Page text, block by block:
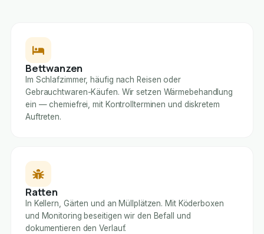
Bettwanzen
Im Schlafzimmer, häufig nach Reisen oder
Gebrauchtwaren-Käufen. Wir setzen Wärmebehandlung
ein — chemiefrei, mit Kontrollterminen und diskretem
Auftreten.
Ratten
In Kellern, Gärten und an Müllplätzen. Mit Köderboxen
und Monitoring beseitigen wir den Befall und
dokumentieren den Verlauf.